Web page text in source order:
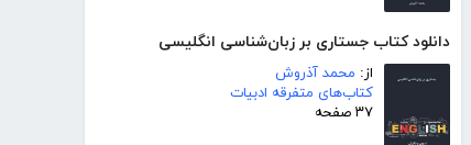
دانلود کتاب جستاری بر زبان‌شناسی انگلیسی
از: محمد آذروش
کتاب‌های متفرقه ادبیات
۳۷ صفحه